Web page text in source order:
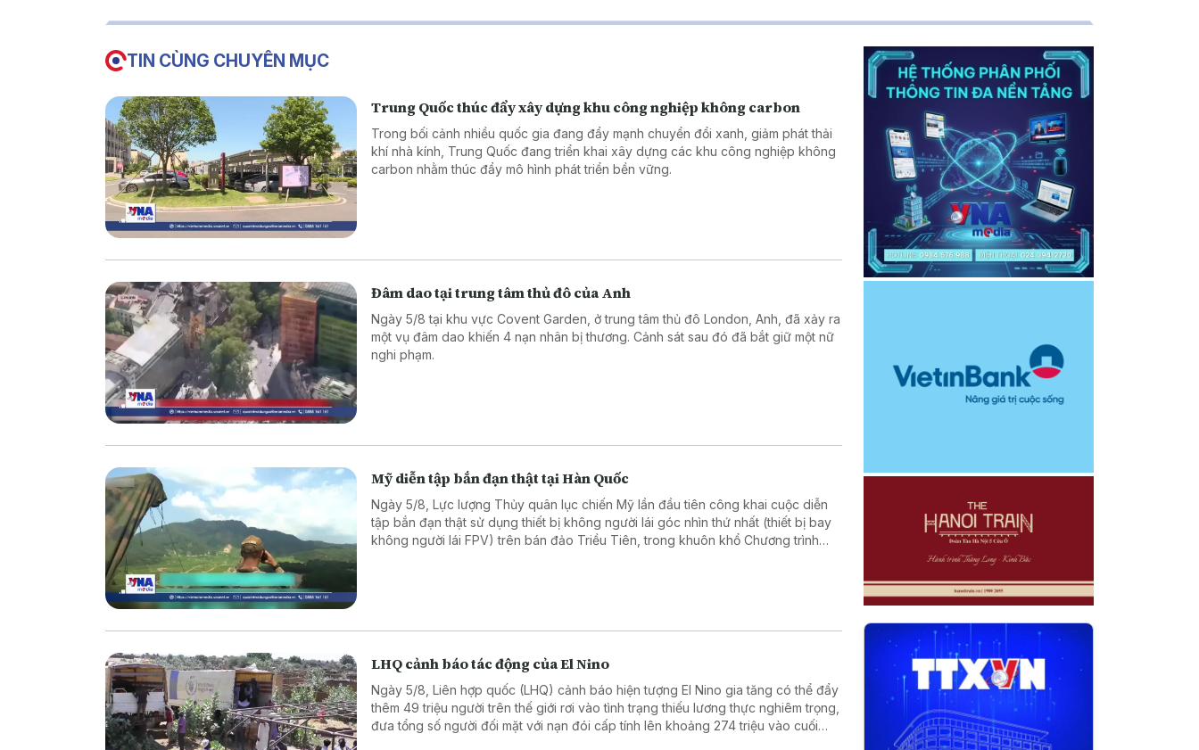
TIN CÙNG CHUYÊN MỤC
Trung Quốc thúc đẩy xây dựng khu công nghiệp không carbon
Trong bối cảnh nhiều quốc gia đang đẩy mạnh chuyển đổi xanh, giảm phát thải
khí nhà kính, Trung Quốc đang triển khai xây dựng các khu công nghiệp không
carbon nhằm thúc đẩy mô hình phát triển bền vững.
Đâm dao tại trung tâm thủ đô của Anh
Ngày 5/8 tại khu vực Covent Garden, ở trung tâm thủ đô London, Anh, đã xảy ra
một vụ đâm dao khiến 4 nạn nhân bị thương. Cảnh sát sau đó đã bắt giữ một nữ
nghi phạm.
Mỹ diễn tập bắn đạn thật tại Hàn Quốc
Ngày 5/8, Lực lượng Thủy quân lục chiến Mỹ lần đầu tiên công khai cuộc diễn
tập bắn đạn thật sử dụng thiết bị không người lái góc nhìn thứ nhất (thiết bị bay
không người lái FPV) trên bán đảo Triều Tiên, trong khuôn khổ Chương trình
LHQ cảnh báo tác động của El Nino
Ngày 5/8, Liên hợp quốc (LHQ) cảnh báo hiện tượng El Nino gia tăng có thể đẩy
thêm 49 triệu người trên thế giới rơi vào tình trạng thiếu lương thực nghiêm trọng,
đưa tổng số người đối mặt với nạn đói cấp tính lên khoảng 274 triệu vào cuối